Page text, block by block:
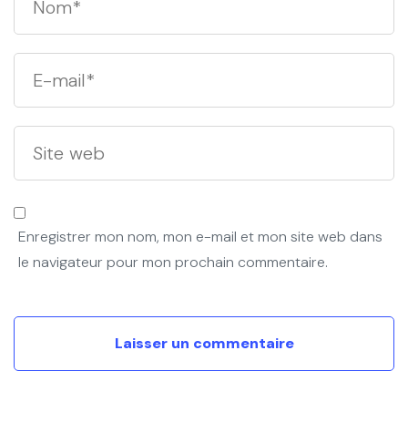
Enregistrer mon nom, mon e-mail et mon site web dans
le navigateur pour mon prochain commentaire.